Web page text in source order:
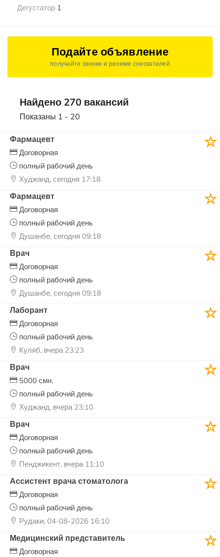
Дегустатор 1
Подайте объявление
получайте звонки и резюме соискателей
Найдено 270 вакансий
Показаны 1 - 20
Фармацевт
Договорная
полный рабочий день
Худжанд, сегодня 17:18
Фармацевт
Договорная
полный рабочий день
Душанбе, сегодня 09:18
Врач
Договорная
полный рабочий день
Душанбе, сегодня 09:18
Лаборант
Договорная
полный рабочий день
Куляб, вчера 23:23
Врач
5000 смн.
полный рабочий день
Худжанд, вчера 23:10
Врач
Договорная
полный рабочий день
Пенджикент, вчера 11:10
Ассистент врача стоматолога
Договорная
полный рабочий день
Рудаки, 04-08-2026 16:10
Медицинский представитель
Договорная